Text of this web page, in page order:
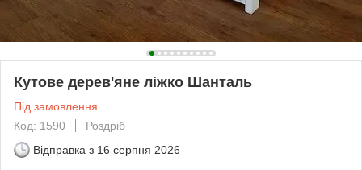
Кутове дерев'яне ліжко Шанталь
Під замовлення
Код: 1590
Роздріб
Відправка з 16 серпня 2026